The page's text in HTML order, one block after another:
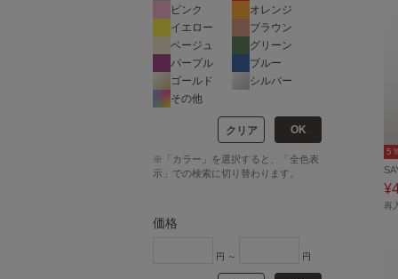
5
再
ピンク
オレンジ
イエロー
ブラウン
ベージュ
グリーン
パープル
ブルー
ゴールド
シルバー
その他
クリア OK
※「カラー」を選択すると、「全色表
示」での検索に切り替わります。
価格
円 ～ 円